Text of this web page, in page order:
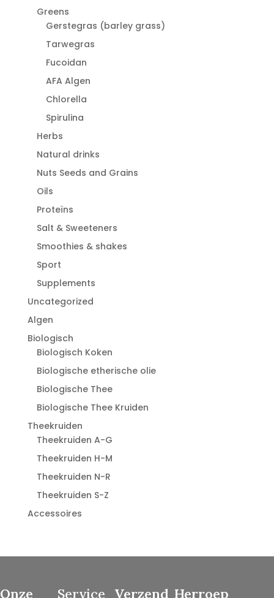
Greens
Gerstegras (barley grass)
Tarwegras
Fucoidan
AFA Algen
Chlorella
Spirulina
Herbs
Natural drinks
Nuts Seeds and Grains
Oils
Proteïns
Salt & Sweeteners
Smoothies & shakes
Sport
Supplements
Uncategorized
Algen
Biologisch
Biologisch Koken
Biologische etherische olie
Biologische Thee
Biologische Thee Kruiden
Theekruiden
Theekruiden A-G
Theekruiden H-M
Theekruiden N-R
Theekruiden S-Z
Accessoires
Onze Service Verzend Herroep